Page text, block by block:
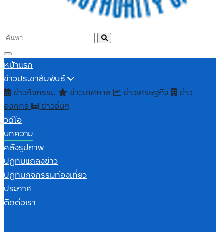
หน้าแรก
ข่าวประชาสัมพันธ์
ข่าวกิจกรรม
ข่าวเทศกาล ข่าวเศรษฐกิจ ข่าว
องค์กร
ข่าวอื่นๆ
วิดีโอ
บทความ
คลังรูปภาพ
ปฏิทินแถลงข่าว
ปฏิทินกิจกรรมท่องเที่ยว
ประกาศ
ติดต่อเรา